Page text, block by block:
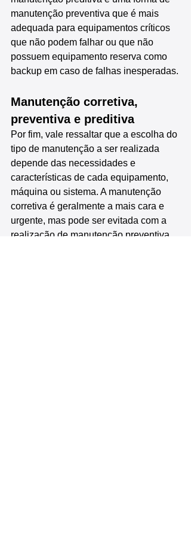
manutenção preventiva que é mais
adequada para equipamentos críticos
que não podem falhar ou que não
possuem equipamento reserva como
backup em caso de falhas inesperadas.
Manutenção corretiva,
preventiva e preditiva
Por fim, vale ressaltar que a escolha do
tipo de manutenção a ser realizada
depende das necessidades e
características de cada equipamento,
máquina ou sistema. A manutenção
corretiva é geralmente a mais cara e
urgente, mas pode ser evitada com a
realização de manutenção preventiva